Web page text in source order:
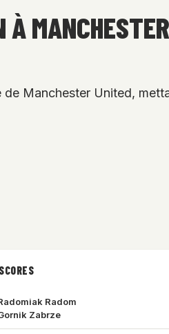
À MANCHESTER
de Manchester United,
Radom
Zabrze